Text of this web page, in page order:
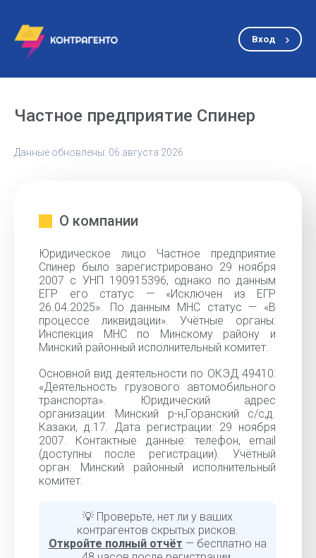
Вход
Частное предприятие Спинер
Данные обновлены: 06 августа 2026
О компании
Юридическое лицо Частное предприятие
Спинер было зарегистрировано 29 ноября
2007 с УНП 190915396, однако по данным
ЕГР его статус — «Исключен из ЕГР
26.04.2025». По данным МНС статус — «В
процессе ликвидации». Учётные органы:
Инспекция МНС по Минскому району и
Минский районный исполнительный комитет.
Основной вид деятельности по ОКЭД 49410:
«Деятельность грузового автомобильного
транспорта». Юридический адрес
организации: Минский р-н,Горанский с/с,д.
Казаки, д.17. Дата регистрации: 29 ноября
2007. Контактные данные: телефон, email
(доступны после регистрации). Учётный
орган: Минский районный исполнительный
комитет.
💡 Проверьте, нет ли у ваших
контрагентов скрытых рисков.
Откройте полный отчёт — бесплатно на